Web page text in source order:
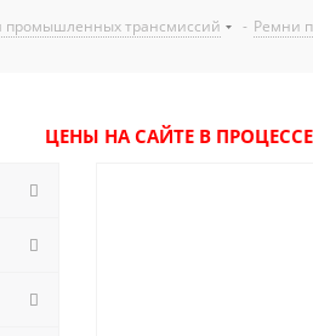
промышленных трансмиссий - Ремни
ЦЕНЫ НА САЙТЕ В